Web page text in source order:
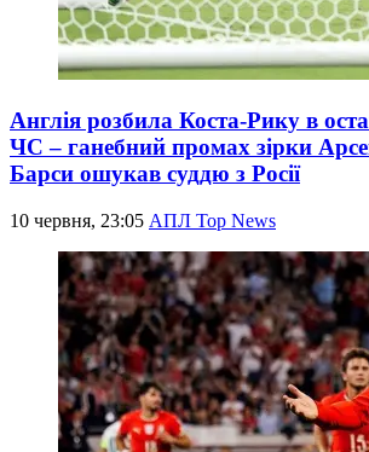
Англія розбила Коста-Рику в
ЧС – ганебний промах зірки
Барси ошукав суддю з Росії
10 червня, 23:05 АПЛ Top News